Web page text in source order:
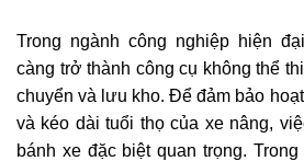
Trong ngành công nghiệp hiện
càng trở thành công cụ không thể
chuyển và lưu kho. Để đảm bảo
và kéo dài tuổi thọ của xe nâng,
bánh xe đặc biệt quan trọng.